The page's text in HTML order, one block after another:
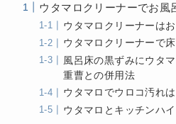
ウタマロクリーナーでお風
ウタマロクリーナーは
ウタマロクリーナーで
風呂床の黒ずみにウタ
重曹との併用法
ウタマロでウロコ汚れ
ウタマロとキッチンハ